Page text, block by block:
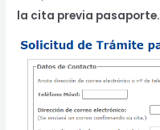
la cita previa pasaporte.